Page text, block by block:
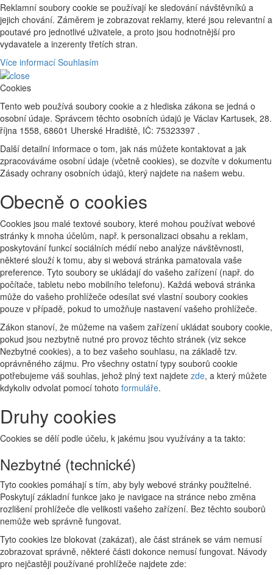
Reklamní soubory cookie se používají ke sledování návštěvníků a
jejich chování. Záměrem je zobrazovat reklamy, které jsou relevantní a
poutavé pro jednotlivé uživatele, a proto jsou hodnotnější pro
vydavatele a inzerenty třetích stran.
Více informací Souhlasím
Cookies
Tento web používá soubory cookie a z hlediska zákona se jedná o
osobní údaje. Správcem těchto osobních údajů je Václav Kartusek, 28.
října 1558, 68601 Uherské Hradiště, IČ: 75323397 .
Další detailní informace o tom, jak nás můžete kontaktovat a jak
zpracováváme osobní údaje (včetně cookies), se dozvíte v dokumentu
Zásady ochrany osobních údajů, který najdete na našem webu.
Obecně o cookies
Cookies jsou malé textové soubory, které mohou používat webové
stránky k mnoha účelům, např. k personalizaci obsahu a reklam,
poskytování funkcí sociálních médií nebo analýze návštěvnosti,
některé slouží k tomu, aby si webová stránka pamatovala vaše
preference. Tyto soubory se ukládají do vašeho zařízení (např. do
počítače, tabletu nebo mobilního telefonu). Každá webová stránka
může do vašeho prohlížeče odesílat své vlastní soubory cookies
pouze v případě, pokud to umožňuje nastavení vašeho prohlížeče.
Zákon stanoví, že můžeme na vašem zařízení ukládat soubory cookie,
pokud jsou nezbytně nutné pro provoz těchto stránek (viz sekce
Nezbytné cookies), a to bez vašeho souhlasu, na základě tzv.
oprávněného zájmu. Pro všechny ostatní typy souborů cookie
potřebujeme váš souhlas, jehož plný text najdete zde, a který můžete
kdykoliv odvolat pomocí tohoto formuláře.
Druhy cookies
Cookies se dělí podle účelu, k jakému jsou využívány a ta takto:
Nezbytné (technické)
Tyto cookies pomáhají s tím, aby byly webové stránky použitelné.
Poskytují základní funkce jako je navigace na stránce nebo změna
rozlišení prohlížeče dle velikosti vašeho zařízení. Bez těchto souborů
nemůže web správně fungovat.
Tyto cookies lze blokovat (zakázat), ale část stránek se vám nemusí
zobrazovat správně, některé části dokonce nemusí fungovat. Návody
pro nejčastěji používané prohlížeče najdete zde: